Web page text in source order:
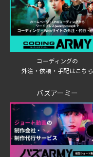
コーディングの
外注・依頼・手配はこちら
バズアーミー